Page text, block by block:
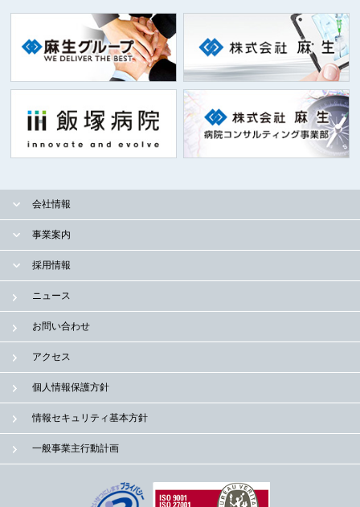
会社情報
事業案内
採用情報
ニュース
お問い合わせ
アクセス
個人情報保護方針
情報セキュリティ基本方針
一般事業主行動計画